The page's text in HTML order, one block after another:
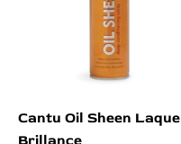
Cantu Oil Sheen Laque
Brillance